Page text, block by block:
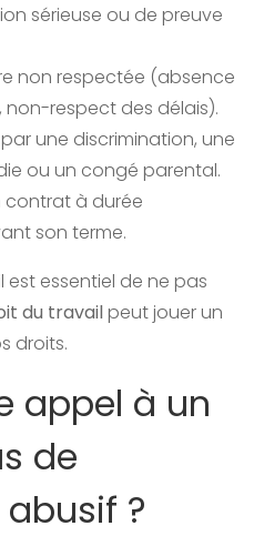
sérieuse ou de preuve
non respectée (absence
non-respect des délais).
une discrimination, une
ou un congé parental.
contrat à durée
son terme.
est essentiel de ne pas
du travailpeut jouer un
droits.
appel à un
de
?